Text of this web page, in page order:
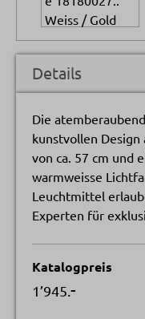
Details
Die
kunstvollen
von ca. 57 cm und
warmweisse
Leuchtmittel
Experten für
Katalogpreis
1’945.-